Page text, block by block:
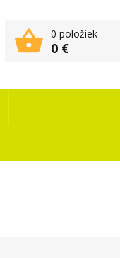
0 položiek
0 €